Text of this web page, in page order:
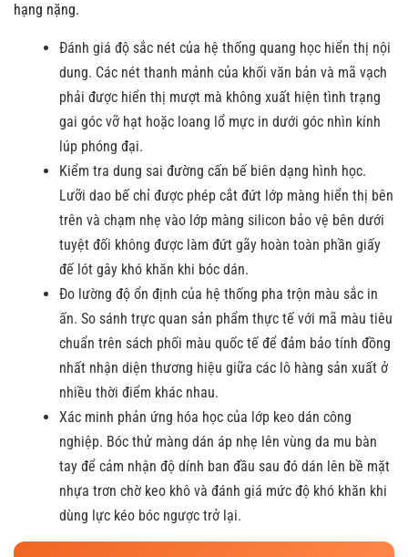
hạng nặng.
Đánh giá độ sắc nét của hệ thống quang học hiển thị nội
dung. Các nét thanh mảnh của khối văn bản và mã vạch
phải được hiển thị mượt mà không xuất hiện tình trạng
gai góc vỡ hạt hoặc loang lổ mực in dưới góc nhìn kính
lúp phóng đại.
Kiểm tra dung sai đường cấn bế biên dạng hình học.
Lưỡi dao bế chỉ được phép cắt đứt lớp màng hiển thị bên
trên và chạm nhẹ vào lớp màng silicon bảo vệ bên dưới
tuyệt đối không được làm đứt gãy hoàn toàn phần giấy
đế lót gây khó khăn khi bóc dán.
Đo lường độ ổn định của hệ thống pha trộn màu sắc in
ấn. So sánh trực quan sản phẩm thực tế với mã màu tiêu
chuẩn trên sách phối màu quốc tế để đảm bảo tính đồng
nhất nhận diện thương hiệu giữa các lô hàng sản xuất ở
nhiều thời điểm khác nhau.
Xác minh phản ứng hóa học của lớp keo dán công
nghiệp. Bóc thử màng dán áp nhẹ lên vùng da mu bàn
tay để cảm nhận độ dính ban đầu sau đó dán lên bề mặt
nhựa trơn chờ keo khô và đánh giá mức độ khó khăn khi
dùng lực kéo bóc ngược trở lại.